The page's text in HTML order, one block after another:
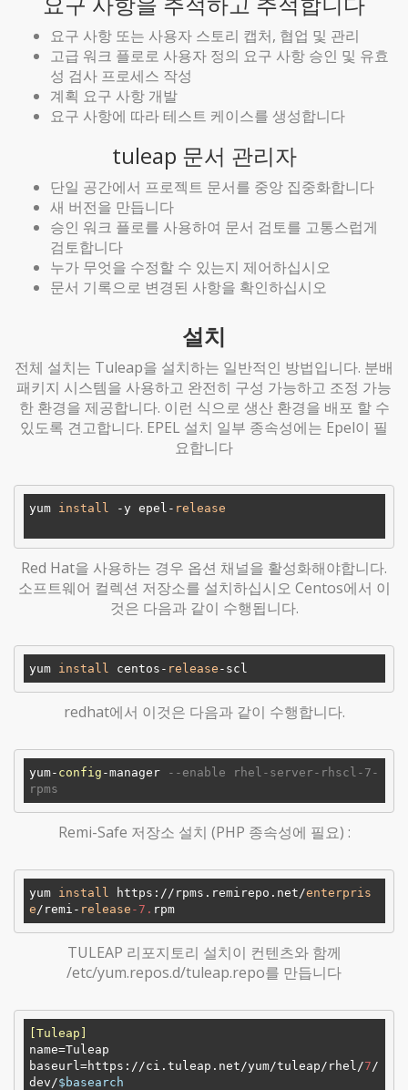
요구 사항 또는 사용자 스토리 캡처, 협업 및 관리
고급 워크 플로로 사용자 정의 요구 사항 승인 및 유효
성 검사 프로세스 작성
계획 요구 사항 개발
요구 사항에 따라 테스트 케이스를 생성합니다
tuleap 문서 관리자
단일 공간에서 프로젝트 문서를 중앙 집중화합니다
새 버전을 만듭니다
승인 워크 플로를 사용하여 문서 검토를 고통스럽게
검토합니다
누가 무엇을 수정할 수 있는지 제어하십시오
문서 기록으로 변경된 사항을 확인하십시오
설치
전체 설치는 Tuleap을 설치하는 일반적인 방법입니다. 분배
패키지 시스템을 사용하고 완전히 구성 가능하고 조정 가능
한 환경을 제공합니다. 이런 식으로 생산 환경을 배포 할 수
있도록 견고합니다. EPEL 설치 일부 종속성에는 Epel이 필
요합니다
yum install -y epel- release
Red Hat을 사용하는 경우 옵션 채널을 활성화해야합니다.
소프트웨어 컬렉션 저장소를 설치하십시오 Centos에서 이
것은 다음과 같이 수행됩니다.
yum install centos- release
redhat에서 이것은 다음과 같이 수행합니다.
yum- config -manager
--enable rhel-server-rhscl-7-
rpms
Remi-Safe 저장소 설치 (PHP 종속성에 필요) :
yum install https://rpms.remirepo.net/enterpris
e /remi- release -7.
TULEAP 리포지토리 설치이 컨텐츠와 함께
/etc/yum.repos.d/tuleap.repo를 만듭니다
[Tuleap]
name
baseurl =https://ci.tuleap.net/yum/tuleap/rhel/7 /
dev/$basearch